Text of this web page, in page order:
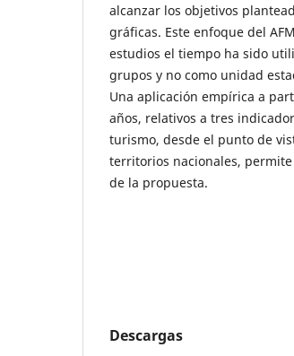
alcanzar los objetivos
gráficas. Este enfoque del
estudios el tiempo ha sido
grupos y no como unidad
Una aplicación empírica a
años, relativos a tres
turismo, desde el punto de
territorios nacionales,
de la propuesta.
Descargas